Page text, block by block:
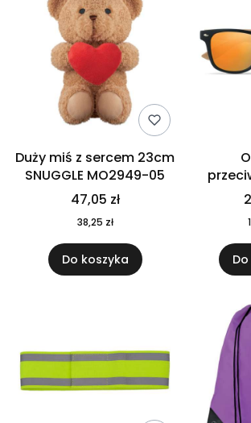
Duży miś z sercem 23cm
SNUGGLE MO2949-05
47,05 zł
38,25 zł
Do koszyka